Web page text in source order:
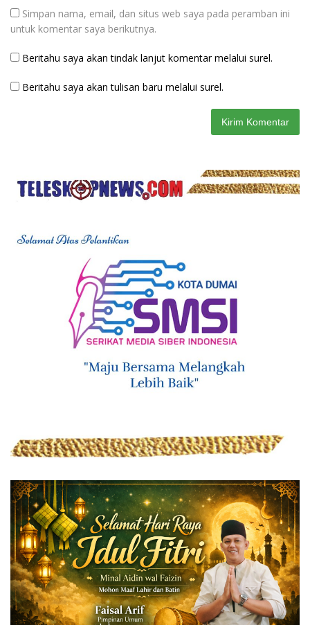
Simpan nama, email, dan situs web saya pada peramban ini
untuk komentar saya berikutnya.
Beritahu saya akan tindak lanjut komentar melalui surel.
Beritahu saya akan tulisan baru melalui surel.